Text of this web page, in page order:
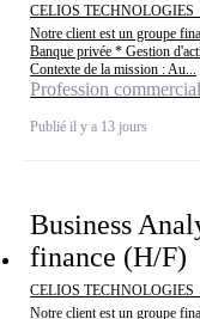
CELIOS TECHNOLOGIES
Notre client est un groupe
Banque privée * Gestion
Contexte de la mission : Au...
Profession
Publié il y a 13 jours
Business
finance (H/F)
CELIOS TECHNOLOGIES
Notre client est un groupe